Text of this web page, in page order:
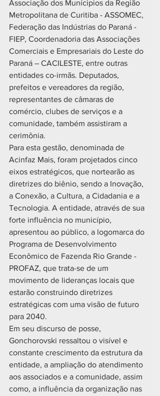
Associação dos Munícipios da Região
Metropolitana de Curitiba - ASSOMEC,
Federação das Indústrias do Paraná -
FIEP, Coordenadoria das Associações
Comerciais e Empresariais do Leste do
Paraná – CACILESTE, entre outras
entidades co-irmãs. Deputados,
prefeitos e vereadores da região,
representantes de câmaras de
comércio, clubes de serviços e a
comunidade, também assistiram a
cerimônia.
Para esta gestão, denominada de
Acinfaz Mais, foram projetados cinco
eixos estratégicos, que nortearão as
diretrizes do biênio, sendo a Inovação,
a Conexão, a Cultura, a Cidadania e a
Tecnologia. A entidade, através de sua
forte influência no município,
apresentou ao público, a logomarca do
Programa de Desenvolvimento
Econômico de Fazenda Rio Grande -
PROFAZ, que trata-se de um
movimento de lideranças locais que
estarão construindo diretrizes
estratégicas com uma visão de futuro
para 2040.
Em seu discurso de posse,
Gonchorovski ressaltou o visível e
constante crescimento da estrutura da
entidade, a ampliação do atendimento
aos associados e a comunidade, assim
como, a influência da organização nas